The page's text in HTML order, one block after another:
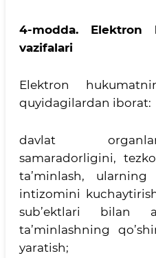
4-modda. Elektron
vazifalari
Elektron
quyidagilardan iborat:
davlat
samaradorligini,
ta’minlash,
intizomini
sub’ektlari bilan
ta’minlashning
yaratish;